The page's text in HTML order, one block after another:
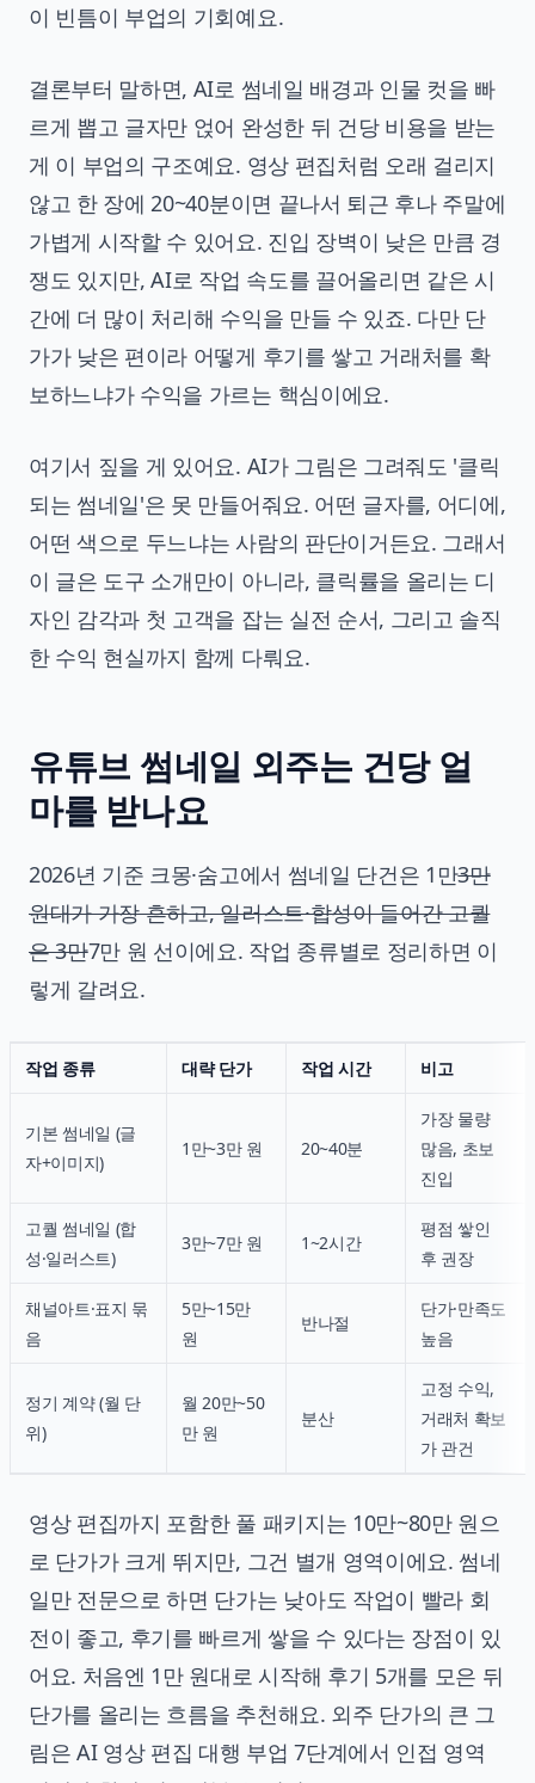
이 빈틈이 부업의 기회예요.
결론부터 말하면, AI로 썸네일 배경과 인물 컷을 빠
르게 뽑고 글자만 얹어 완성한 뒤 건당 비용을 받는
게 이 부업의 구조예요. 영상 편집처럼 오래 걸리지
않고 한 장에 20~40분이면 끝나서 퇴근 후나 주말에
가볍게 시작할 수 있어요. 진입 장벽이 낮은 만큼 경
쟁도 있지만, AI로 작업 속도를 끌어올리면 같은 시
간에 더 많이 처리해 수익을 만들 수 있죠. 다만 단
가가 낮은 편이라 어떻게 후기를 쌓고 거래처를 확
보하느냐가 수익을 가르는 핵심이에요.
여기서 짚을 게 있어요. AI가 그림은 그려줘도 '클릭
되는 썸네일'은 못 만들어줘요. 어떤 글자를, 어디에,
어떤 색으로 두느냐는 사람의 판단이거든요. 그래서
이 글은 도구 소개만이 아니라, 클릭률을 올리는 디
자인 감각과 첫 고객을 잡는 실전 순서, 그리고 솔직
한 수익 현실까지 함께 다뤄요.
유튜브 썸네일 외주는 건당 얼
마를 받나요
2026년 기준 크몽·숨고에서 썸네일 단건은 1만3만
원대가 가장 흔하고, 일러스트·합성이 들어간 고퀄
은 3만7만 원 선이에요. 작업 종류별로 정리하면 이
렇게 갈려요.
작업 종류 대략 단가 작업 시간 비고
기본 썸네일 (글
자+이미지)
1만~3만 원 20~40분
가장 물량
많음, 초보
진입
고퀄 썸네일 (합
성·일러스트)
3만~7만 원 1~2시간
평점 쌓인
후 권장
채널아트·표지 묶
음
5만~15만
원
반나절
단가·만족도
높음
정기 계약 (월 단
위)
월 20만~50
만 원
분산
고정 수익,
거래처 확보
가 관건
영상 편집까지 포함한 풀 패키지는 10만~80만 원으
로 단가가 크게 뛰지만, 그건 별개 영역이에요. 썸네
일만 전문으로 하면 단가는 낮아도 작업이 빨라 회
전이 좋고, 후기를 빠르게 쌓을 수 있다는 장점이 있
어요. 처음엔 1만 원대로 시작해 후기 5개를 모은 뒤
단가를 올리는 흐름을 추천해요. 외주 단가의 큰 그
림은AI 영상 편집 대행 부업 7단계에서 인접 영역